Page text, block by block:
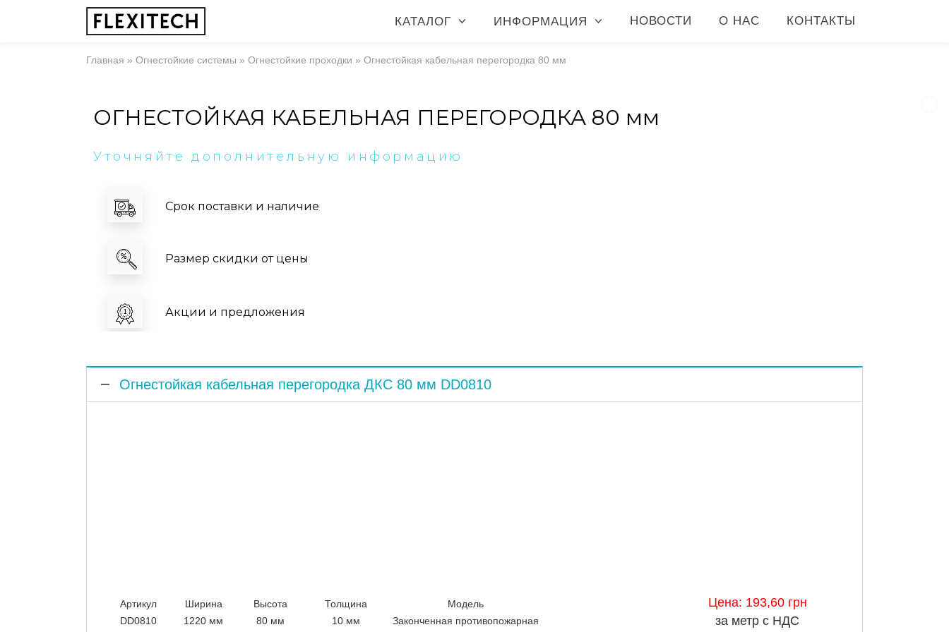
КАТАЛОГ ИНФОРМАЦИЯ НОВОСТИ О НАС КОНТАКТЫ
Главная » Огнестойкие системы » Огнестойкие проходки » Огнестойкая кабельная перегородка 80 мм
ОГНЕСТОЙКАЯ КАБЕЛЬНАЯ ПЕРЕГОРОДКА 80 мм
Уточняйте дополнительную информацию
Срок поставки и наличие
Размер скидки от цены
Акции и предложения
Огнестойкая кабельная перегородка ДКС 80 мм DD0810
Артикул Ширина Высота Толщина
Модель
DD0810
1220 мм 80 мм 10 мм Законченная противопожарная
Цена: 193,60 грн
за метр с НДС